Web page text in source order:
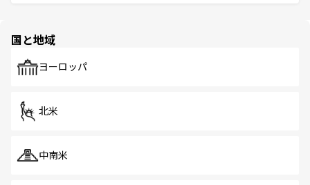
で、ホーカーズは地元の風情を楽しめる外せないスポット
国と地域
ヨーロッパ
北米
中南米